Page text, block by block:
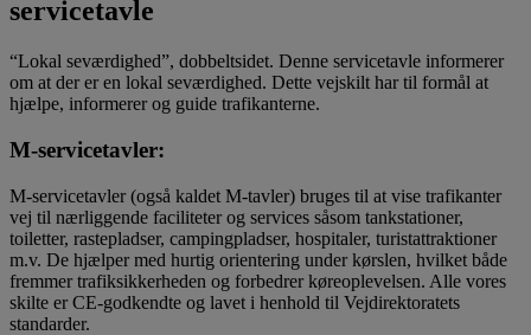
servicetavle
“Lokal seværdighed”, dobbeltsidet. Denne servicetavle informerer
om at der er en lokal seværdighed. Dette vejskilt har til formål at
hjælpe, informerer og guide trafikanterne.
M‑servicetavler:
M‑servicetavler (også kaldet M‑tavler) bruges til at vise trafikanter
vej til nærliggende faciliteter og services såsom tankstationer,
toiletter, rastepladser, campingpladser, hospitaler, turistattraktioner
m.v. De hjælper med hurtig orientering under kørslen, hvilket både
fremmer trafiksikkerheden og forbedrer køreoplevelsen. Alle vores
skilte er CE‑godkendte og lavet i henhold til Vejdirektoratets
standarder.